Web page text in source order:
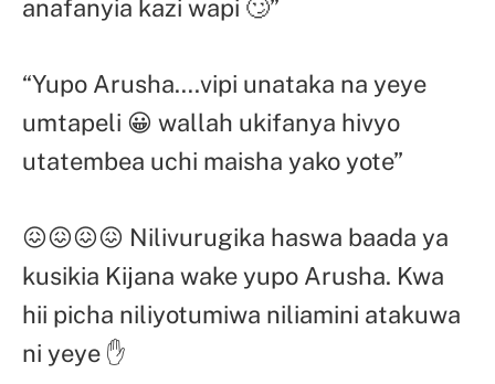
anafanyia kazi wapi 🙄”
“Yupo Arusha….vipi unataka na yeye
umtapeli 😀 wallah ukifanya hivyo
utatembea uchi maisha yako yote”
😖😖😖😖 Nilivurugika haswa baada ya
kusikia Kijana wake yupo Arusha. Kwa
hii picha niliyotumiwa niliamini atakuwa
ni yeye ✋